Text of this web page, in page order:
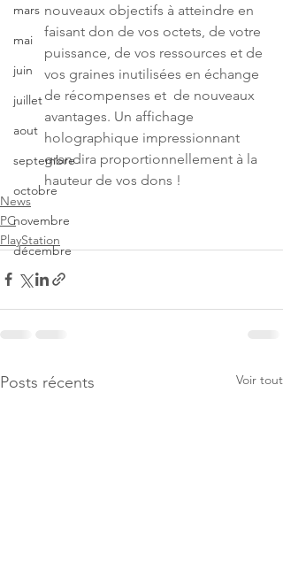
mars
mai
juin
juillet
aout
septembre
octobre
novembre
décembre
nouveaux objectifs à atteindre en
faisant don de vos octets, de votre
puissance, de vos ressources et de
vos graines inutilisées en échange
de récompenses et  de nouveaux
avantages. Un affichage
holographique impressionnant
grandira proportionnellement à la
hauteur de vos dons !
News
PC
PlayStation
Posts récents Voir tout